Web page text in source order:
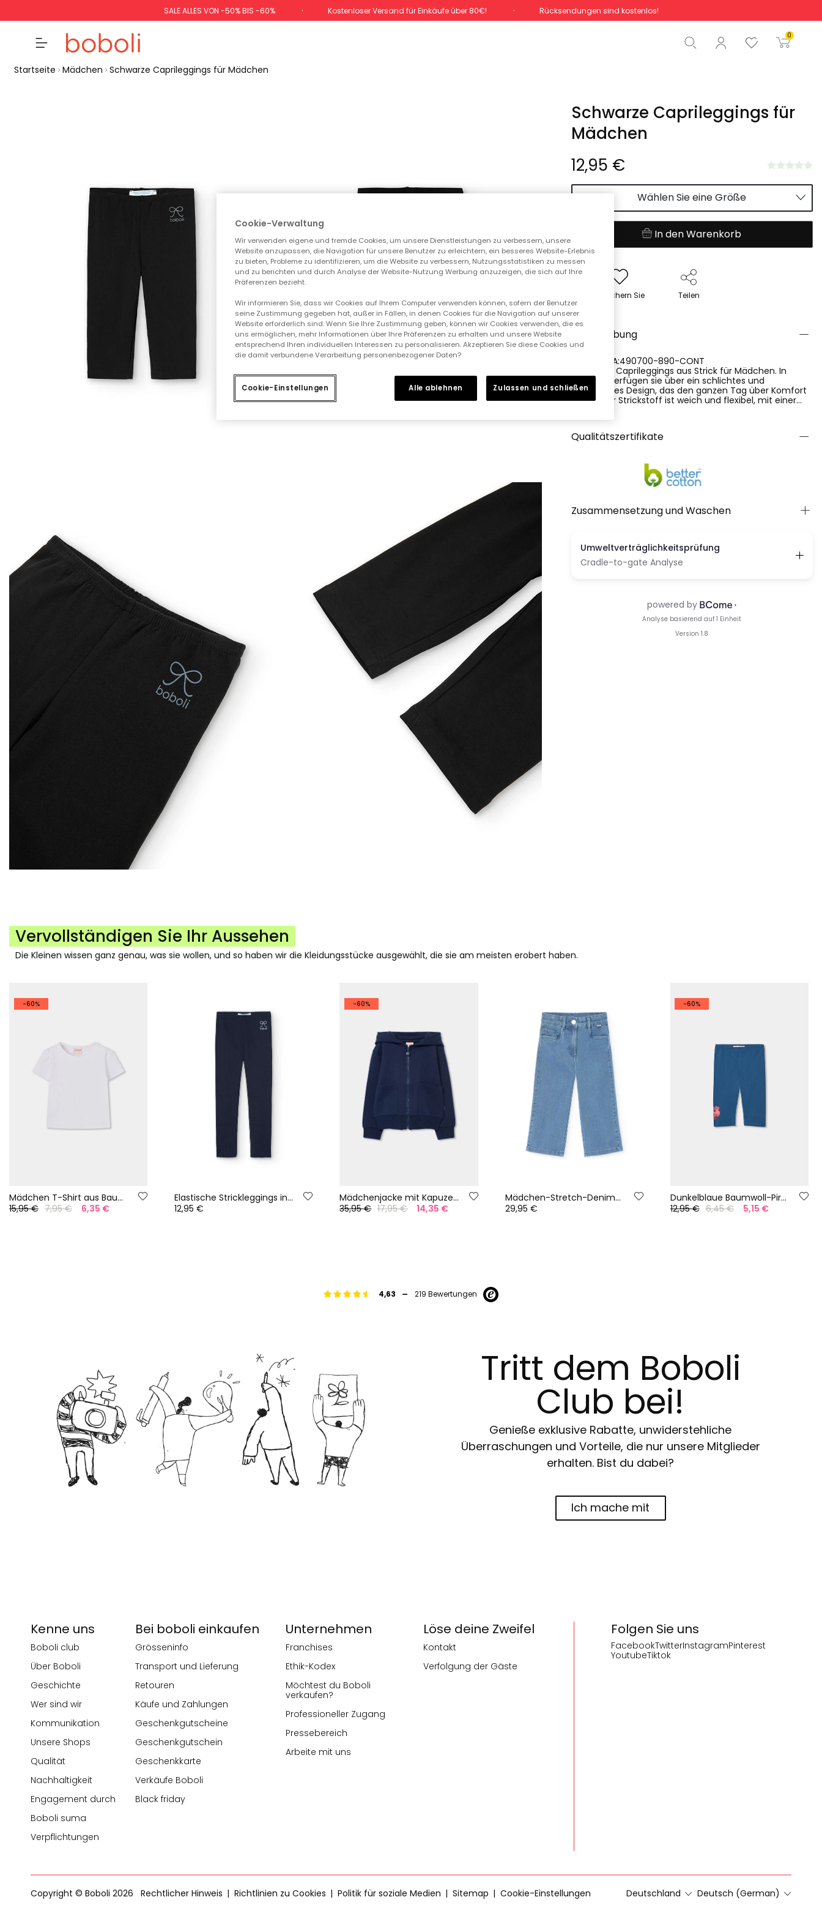
SALE ALLES VON -50% BIS -60% Kostenloser Versand für Einkäufe über 80€! Rücksendungen sind kostenlos!
0
Gesamtbetrag 0,00 €
Start der Bestellung
Startseite Mädchen Schwarze Caprileggings für Mädchen
Schwarze Caprileggings für
Mädchen
12,95 €
Wählen Sie eine Größe
In den Warenkorb
Speichern Sie Teilen
Beschreibung
REFERENCIA:490700-890-CONT
Elastische Caprileggings aus Strick für Mädchen. In
Schwarz verfügen sie über ein schlichtes und
funktionales Design, das den ganzen Tag über Komfort
bietet. Der Strickstoff ist weich und flexibel, mit einer
Elasthan, das eine angenehme Passform und
Bewegungsfreiheit ermöglicht. Ein praktisches und
vielseitiges Kleidungsstück, ideal für die wärmeren
Qualitätszertifikate
Zusammensetzung und Waschen
Vervollständigen Sie Ihr Aussehen
Die Kleinen wissen ganz genau, was sie wollen, und so haben wir die Kleidungsstücke ausgewählt, die sie am meisten erobert haben.
-60%
Mädchen T-Shirt aus Baumwolle in Weiß
15,95 € 7,95 € 6,35 €
Elastische Strickleggings in Marineblau
12,95 €
-60%
Mädchenjacke mit Kapuze in Marineblau
35,95 € 17,95 € 14,35 €
Mädchen-Stretch-Denimhose in Bleach
29,95 €
-60%
Dunkelblaue Baumwoll-Piratenleggings
12,95 € 6,45 € 5,15 €
4,63 - 219 Bewertungen
Tritt dem Boboli
Club bei!
Genieße exklusive Rabatte, unwiderstehliche
Überraschungen und Vorteile, die nur unsere Mitglieder
erhalten. Bist du dabei?
Ich mache mit
Folgen Sie uns
FacebookTwitterInstagramPinterest
YoutubeTiktok
Kenne uns
Boboli club
Über Boboli
Geschichte
Wer sind wir
Kommunikation
Unsere Shops
Qualität
Nachhaltigkeit
Engagement durch
Boboli suma
Verpflichtungen
Bei boboli einkaufen
Grösseninfo
Transport und Lieferung
Retouren
Käufe und Zahlungen
Geschenkgutscheine
Geschenkgutschein
Geschenkkarte
Verkäufe Boboli
Black friday
Unternehmen
Franchises
Ethik-Kodex
Möchtest du Boboli
verkaufen?
Professioneller Zugang
Pressebereich
Arbeite mit uns
Löse deine Zweifel
Kontakt
Verfolgung der Gäste
Copyright © Boboli 2026 Deutschland Deutsch (German)
Rechtlicher Hinweis Richtlinien zu Cookies Politik für soziale Medien Sitemap Cookie-Einstellungen
Cookie-Verwaltung
Wir verwenden eigene und fremde Cookies, um unsere Dienstleistungen zu verbessern, unsere
Website anzupassen, die Navigation für unsere Benutzer zu erleichtern, ein besseres Website-Erlebnis
zu bieten, Probleme zu identifizieren, um die Website zu verbessern, Nutzungsstatistiken zu messen
und zu berichten und durch Analyse der Website-Nutzung Werbung anzuzeigen, die sich auf Ihre
Präferenzen bezieht.
Wir informieren Sie, dass wir Cookies auf Ihrem Computer verwenden können, sofern der Benutzer
seine Zustimmung gegeben hat, außer in Fällen, in denen Cookies für die Navigation auf unserer
Website erforderlich sind. Wenn Sie Ihre Zustimmung geben, können wir Cookies verwenden, die es
uns ermöglichen, mehr Informationen über Ihre Präferenzen zu erhalten und unsere Website
entsprechend Ihren individuellen Interessen zu personalisieren. Akzeptieren Sie diese Cookies und
die damit verbundene Verarbeitung personenbezogener Daten?
Cookie-Einstellungen Alle ablehnen Zulassen und schließen